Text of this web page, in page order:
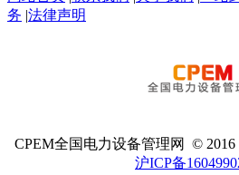
务 |法律声明
CPEM全国电力设备管理网 ©
沪ICP备